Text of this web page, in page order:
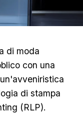
di moda
con una
di stampa
(RLP).